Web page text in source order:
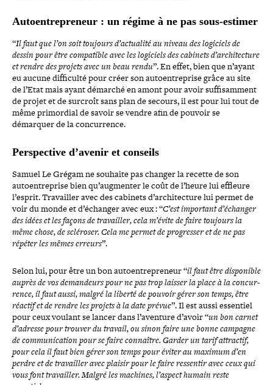
Autoentrepreneur : un régime à ne pas sous-estimer
“Il faut que l’on soit toujours d’ac­tua­lité au niveau des logiciels de
dessin pour être com­pa­tible avec les logiciels des cabinets d’ar­chi­tec­ture
et rendre des projets avec un beau rendu”. En effet, bien que n’ayant
eu aucune dif­fi­culté pour créer son autoen­tre­prise grâce au site
de l’Etat mais ayant démarché en amont pour avoir suf­fi­sam­ment
de projet et de surcroît sans plan de secours, il est pour lui tout de
même pri­mor­dial de savoir se vendre afin de pouvoir se
démarquer de la concurrence.
Perspective d’avenir et conseils
Samuel Le Grégam ne souhaite pas changer la recette de son
autoen­tre­prise bien qu’augmenter le coût de l’heure lui effleure
l’esprit. Travailler avec des cabinets d’architecture lui permet de
voir du monde et d’échanger avec eux : “C’est important d’é­chan­ger
des idées et les façons de tra­vailler, cela m’évite de faire toujours la
même chose, de scléroser. Cela me permet de pro­gres­ser et de ne pas
répéter les mêmes erreurs”.
Selon lui, pour être un bon autoen­tre­pre­neur “il faut être dis­po­nible
auprès de vos deman­deurs pour ne pas trop laisser la place à la concur­
rence, il faut aussi, malgré la liberté de pouvoir gérer son temps, être
réactif et de rendre les projets à la date prévue”. Il est aussi essentiel
pour ceux voulant se lancer dans l’aventure d’avoir “un bon carnet
d’adresse pour trouver du travail, ou sinon faire une bonne campagne
de com­mu­ni­ca­tion pour se faire connaître. Garder un tarif attractif,
pour cela il faut bien gérer son temps pour éviter au maximum d’en
perdre et de tra­vailler avec plaisir pour le faire ressentir avec ceux qui
vous font tra­vailler. Malgré les machines, l’aspect humain reste